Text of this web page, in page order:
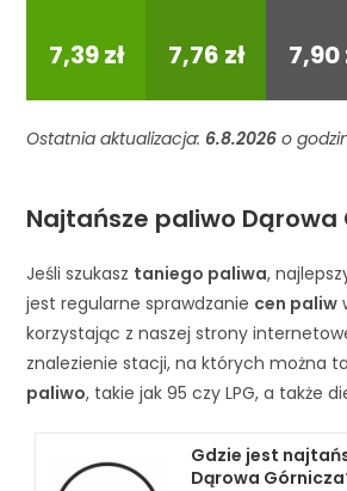
7,39 zł 7,76 zł 7,90
Ostatnia aktualizacja: 6.8.2026 o
Najtańsze paliwo Dąrowa
Jeśli szukasz taniego paliwa,
jest regularne sprawdzanie cen paliw
korzystając z naszej strony
znalezienie stacji, na których można
paliwo, takie jak 95 czy LPG, a także
Gdzie jest
Dąrowa